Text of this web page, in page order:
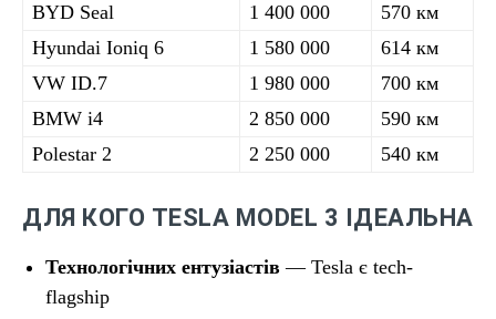
BYD Seal
1 400 000
570 км
Hyundai Ioniq 6
1 580 000
614 км
VW ID.7
1 980 000
700 км
BMW i4
2 850 000
590 км
Polestar 2
2 250 000 540 км
ДЛЯ КОГО TESLA MODEL 3 ІДЕАЛЬНА
Технологічних ентузіастів — Tesla є tech-
flagship